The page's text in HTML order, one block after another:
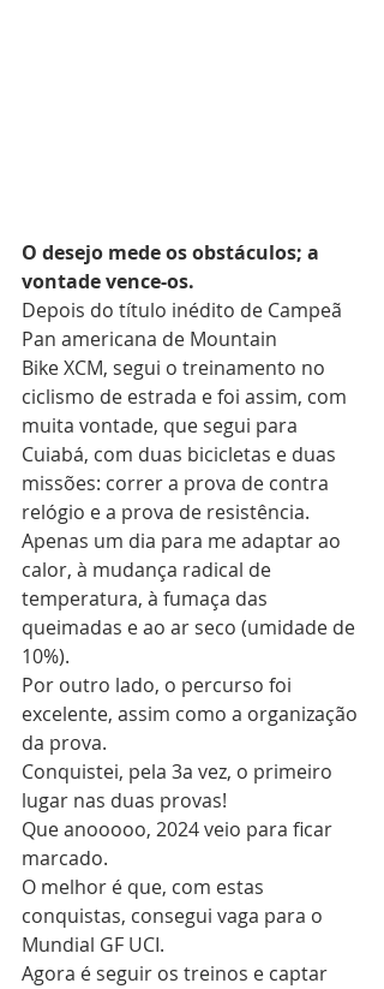
O desejo mede os obstáculos; a
vontade vence-os.
Depois do título inédito de Campeã
Pan americana de Mountain
Bike XCM, segui o treinamento no
ciclismo de estrada e foi assim, com
muita vontade, que segui para
Cuiabá, com duas bicicletas e duas
missões: correr a prova de contra
relógio e a prova de resistência.
Apenas um dia para me adaptar ao
calor, à mudança radical de
temperatura, à fumaça das
queimadas e ao ar seco (umidade de
10%).
Por outro lado, o percurso foi
excelente, assim como a organização
da prova.
Conquistei, pela 3a vez, o primeiro
lugar nas duas provas!
Que anooooo, 2024 veio para ficar
marcado.
O melhor é que, com estas
conquistas, consegui vaga para o
Mundial GF UCI.
Agora é seguir os treinos e captar